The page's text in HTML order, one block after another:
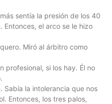
sentía la presión de los 40
el arco se le hizo
Miró al árbitro como
profesional, si los hay. Él no
Sabía la intolerancia que nos
Entonces, los tres palos,